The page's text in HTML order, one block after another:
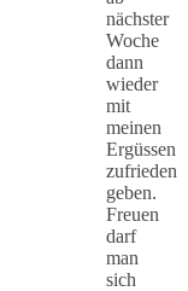
nächster
Woche
dann
wieder
mit
meinen
Ergüssen
zufrieden
geben.
Freuen
darf
man
sich